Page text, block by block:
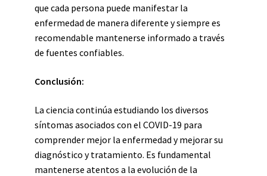
que cada persona puede manifestar la
enfermedad de manera diferente y siempre es
recomendable mantenerse informado a través
de fuentes confiables.
Conclusión:
La ciencia continúa estudiando los diversos
síntomas asociados con el COVID-19 para
comprender mejor la enfermedad y mejorar su
diagnóstico y tratamiento. Es fundamental
mantenerse atentos a la evolución de la